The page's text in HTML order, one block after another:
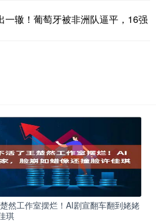
一辙！葡萄牙被非洲队逼平，16强
然工作室摆烂！AI剧宣翻车翻到姥姥
琪